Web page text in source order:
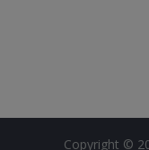
Copyright ©